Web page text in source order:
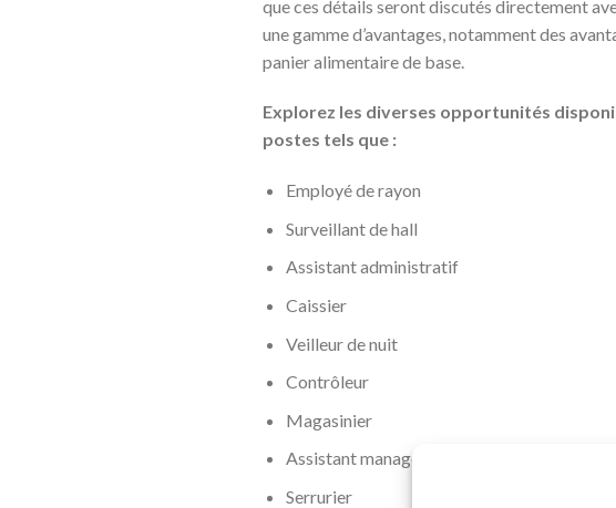
que ces détails seront discutés directement
une gamme d’avantages, notamment des
panier alimentaire de base.
Explorez les diverses opportunités
postes tels que :
Employé de rayon
Surveillant de hall
Assistant administratif
Caissier
Veilleur de nuit
Contrôleur
Magasinier
Assistant manager
Serrurier